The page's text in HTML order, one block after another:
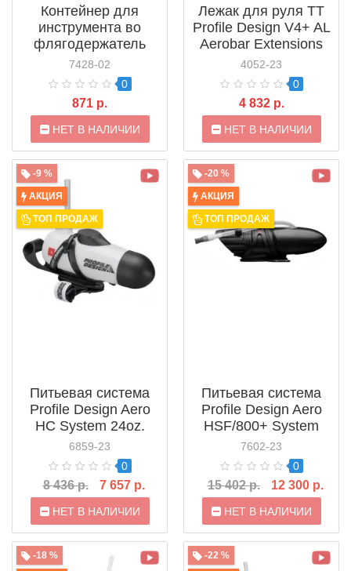
Контейнер для
инструмента во
флягодержатель
Profile Design WBS
Storage Unit
(ACWBS1)
7428-02
0
871 р.
НЕТ В НАЛИЧИИ
Лежак для руля ТТ
Profile Design V4+ AL
Aerobar Extensions
4052-23
0
4 832 р.
НЕТ В НАЛИЧИИ
-9 %
АКЦИЯ
ТОП ПРОДАЖ
Питьевая система
Profile Design Aero
HC System 24oz.
(ACHCARDRK)
6859-23
0
8 436 р. 7 657 р.
НЕТ В НАЛИЧИИ
-20 %
АКЦИЯ
ТОП ПРОДАЖ
Питьевая система
Profile Design Aero
HSF/800+ System
27oz. (ACHSF800P1)
7602-23
0
15 402 р. 12 300 р.
НЕТ В НАЛИЧИИ
-18 % -22 %